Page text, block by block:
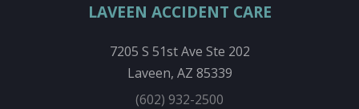
LAVEEN ACCIDENT CARE
7205 S 51st Ave Ste 202
Laveen, AZ 85339
(602) 932-2500